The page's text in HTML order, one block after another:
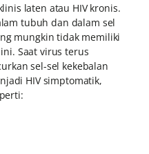
laten atau HIV kronis.
tubuh dan dalam sel
mungkin tidak memiliki
Saat virus terus
sel-sel kekebalan
HIV simptomatik,